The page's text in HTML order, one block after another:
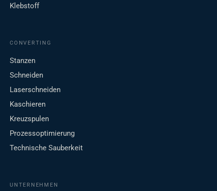
Klebstoff
CONVERTING
Stanzen
Schneiden
Laserschneiden
Kaschieren
Kreuzspulen
Prozessoptimierung
Technische Sauberkeit
UNTERNEHMEN